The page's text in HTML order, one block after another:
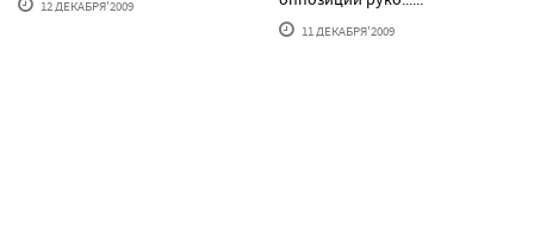
12 ДЕКАБРЯ'2009
11 ДЕКАБРЯ'2009